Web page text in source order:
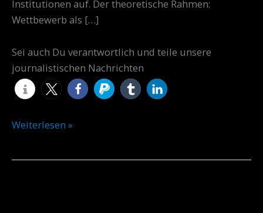
Institutionen auf. Der theoretische Rahmen:
Wettbewerb als […]
Sei auch Du verantwortlich und teile unsere
journalistischen Nachrichten
Weiterlesen »